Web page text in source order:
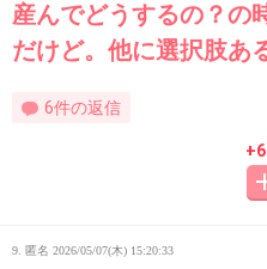
産んでどうするの？の
だけど。他に選択肢あ
6件の返信
9. 匿名 2026/05/07(木) 15:20:33